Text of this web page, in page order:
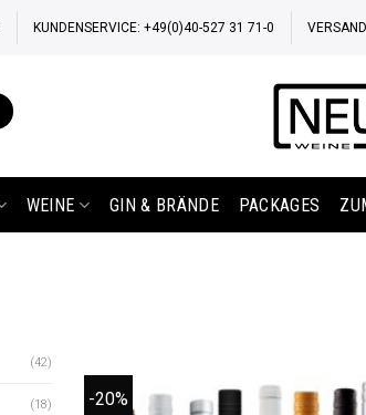
KUNDENSERVICE: +49(0)40-527 31 71-0
WEINE GIN & BRÄNDE PACKAGES
(42)
(18) -20%
Auf